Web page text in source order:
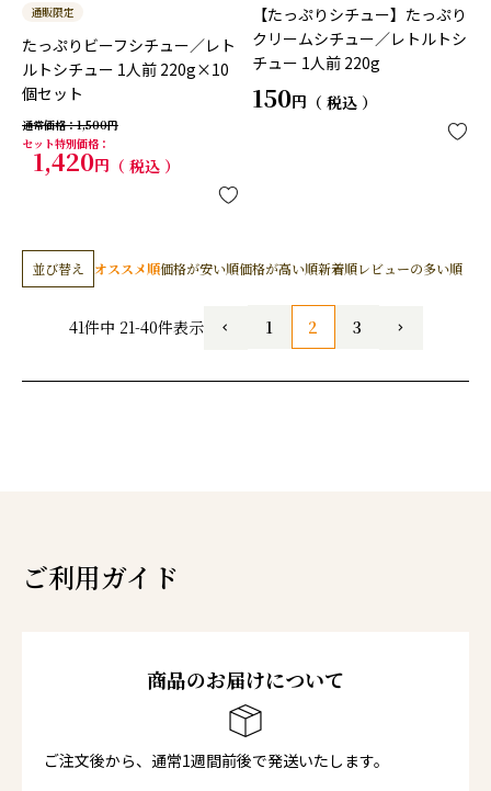
通販限定
たっぷりビーフシチュー／レト
ルトシチュー 1人前 220g×10
個セット
通常価格
1,500
セット特別価格
1,420 税込
【たっぷりシチュー】たっぷり
クリームシチュー／レトルトシ
チュー 1人前 220g
150 税込
並び替え オススメ順価格が安い順価格が高い順新着順レビューの多い順
41件中 21-40件表示 1 2 3
ご利用ガイド
商品のお届けについて
ご注文後から、通常1週間前後で発送いたします。